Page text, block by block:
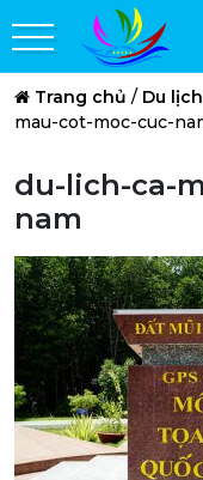
Trang chủ / Du
mau-cot-moc-cuc-
du-lich-ca-
nam